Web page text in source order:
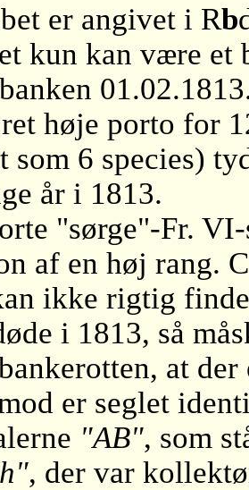
er angivet i Rb
kun kan være et
høje porto for
som 6 species)
år i 1813.
"sørge"-Fr.
af en høj rang.
ikke rigtig
i 1813, så
at
er seglet
"AB", som
, der var